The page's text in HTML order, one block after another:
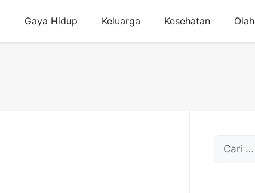
Gaya Hidup Keluarga Kesehatan
Cari